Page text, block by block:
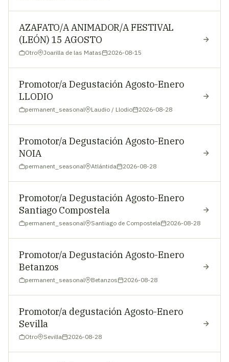
AZAFATO/A ANIMADOR/A FESTIVAL
(LEÓN) 15 AGOSTO
Otro Joarilla de las Matas 2026-08-15
Promotor/a Degustación Agosto-Enero
LLODIO
permanent_seasonal Laudio / Llodio 2026-08-28
Promotor/a Degustación Agosto-Enero
NOIA
permanent_seasonal Atlántida 2026-08-28
Promotor/a Degustación Agosto-Enero
Santiago Compostela
permanent_seasonal Santiago de Compostela 2026-08-28
Promotor/a Degustación Agosto-Enero
Betanzos
permanent_seasonal Betanzos 2026-08-28
Promotor/a degustación Agosto-Enero
Sevilla
Otro Sevilla 2026-08-28